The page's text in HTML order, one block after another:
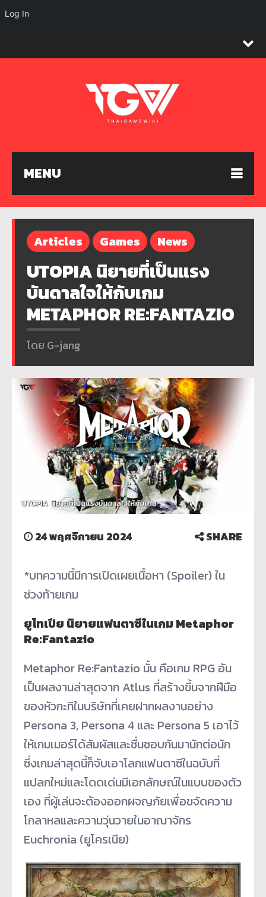
MENU
Articles Games News
UTOPIA นิยายที่เป็นแรง
บันดาลใจให้กับเกม
METAPHOR RE:FANTAZIO
โดย G-jang
24 พฤศจิกายน 2024 SHARE
*บทความนี้มีการเปิดเผยเนื้อหา (Spoiler) ใน
ช่วงท้ายเกม
ยูโทเปีย นิยายแฟนตาซีในเกม Metaphor
Re:Fantazio
Metaphor Re:Fantazio นั้น คือเกม RPG อัน
เป็นผลงานล่าสุดจาก Atlus ที่สร้างขึ้นจากฝีมือ
ของหัวกะทิในบริษัทที่เคยฝากผลงานอย่าง
Persona 3, Persona 4 และ Persona 5 เอาไว้
ให้เกมเมอร์ได้สัมผัสและชื่นชอบกันมานักต่อนัก
ซึ่งเกมล่าสุดนี้ก็จับเอาโลกแฟนตาซีในฉบับที่
แปลกใหม่และโดดเด่นมีเอกลักษณ์ในแบบของตัว
เอง ที่ผู้เล่นจะต้องออกผจญภัยเพื่อขจัดความ
โกลาหลและความวุ่นวายในอาณาจักร
Euchronia (ยูโครเนีย)
Log In